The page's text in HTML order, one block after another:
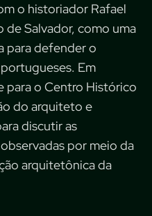
o historiador Rafael
de Salvador, como uma
para defender o
Em
para o Centro Histórico
do arquiteto e
discutir as
por meio da
arquitetônica da